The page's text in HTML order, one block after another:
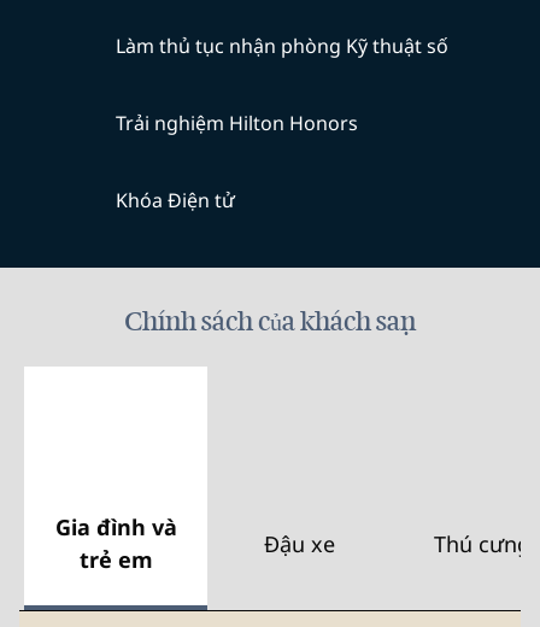
Làm thủ tục nhận phòng Kỹ thuật số
Trải nghiệm Hilton Honors
Khóa Điện tử
Chính sách của khách sạn
Gia đình và
trẻ em
Đậu xe Thú cưng